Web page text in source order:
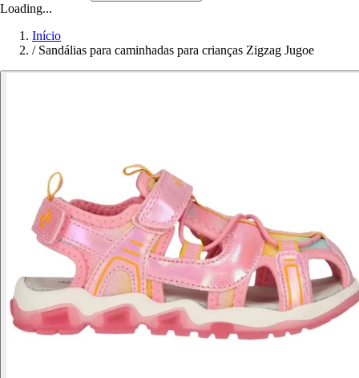
Loading...
Início
/ Sandálias para caminhadas para crianças Zigzag Jugoe